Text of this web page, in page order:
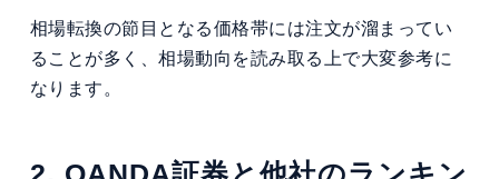
相場転換の節目となる価格帯には注文が溜まってい
ることが多く、相場動向を読み取る上で大変参考に
なります。